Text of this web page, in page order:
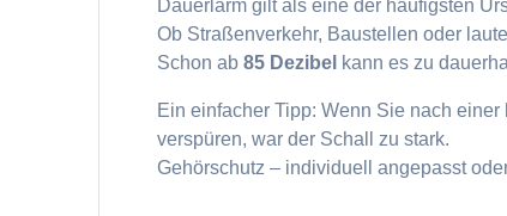
Dauerlärm gilt als eine der häufigsten
Ob Straßenverkehr, Baustellen oder
Schon ab85 Dezibel kann es zu
Ein einfacher Tipp: Wenn Sie nach
verspüren, war der Schall zu stark.
Gehörschutz – individuell angepasst